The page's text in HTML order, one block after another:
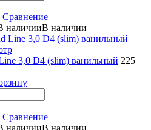
Сравнение
В наличии
3,0 D4 (slim) ванильный 225
Сравнение
В наличии